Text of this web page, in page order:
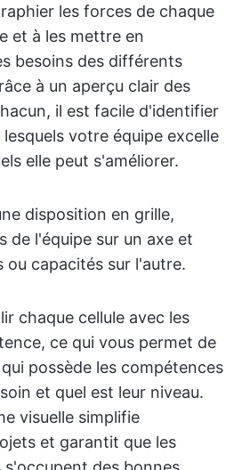
les forces de chaque
et à les mettre en
besoins des différents
à un aperçu clair des
il est facile d'identifier
votre équipe excelle
elle peut s'améliorer.
disposition en grille,
de l'équipe sur un axe et
ou capacités sur l'autre.
chaque cellule avec les
ce qui vous permet de
possède les compétences
et quel est leur niveau.
visuelle simplifie
et garantit que les